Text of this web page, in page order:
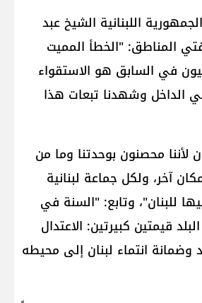
اللبنانية الشيخ عبد
المناطق: "الخطأ المميت
في السابق هو الاستقواء
الداخل وشهدنا تبعات هذا
محصنون بوحدتنا وما من
آخر، ولكل جماعة لبنانية
للبنان"، وتابع: "السنة في
قيمتين كبيرتين: الاعتدال
وضمانة انتماء لبنان إلى محيطه